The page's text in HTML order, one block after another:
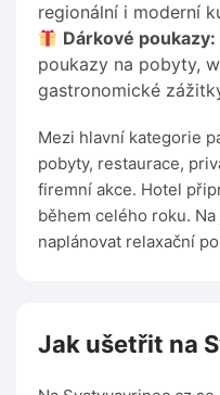
regionální i moderní
Dárkové poukazy:
poukazy na pobyty,
gastronomické
Mezi hlavní kategorie
pobyty, restaurace,
firemní akce. Hotel
během celého roku.
naplánovat relaxační
Jak ušetřit na